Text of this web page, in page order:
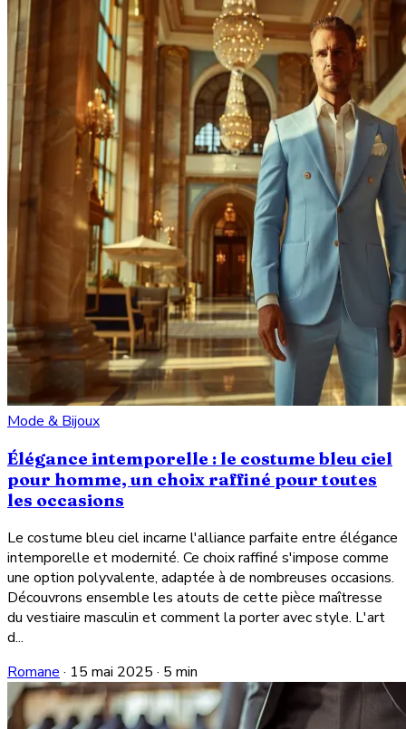
Mode & Bijoux
Élégance intemporelle : le costume bleu ciel
pour homme, un choix raffiné pour toutes
les occasions
Le costume bleu ciel incarne l'alliance parfaite entre élégance
intemporelle et modernité. Ce choix raffiné s'impose comme
une option polyvalente, adaptée à de nombreuses occasions.
Découvrons ensemble les atouts de cette pièce maîtresse
du vestiaire masculin et comment la porter avec style. L'art
d...
Romane · 15 mai 2025 · 5 min